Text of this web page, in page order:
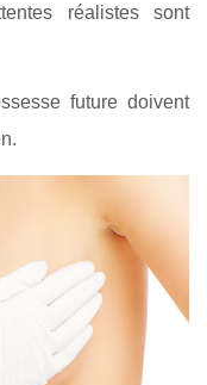
réalistes sont
future doivent